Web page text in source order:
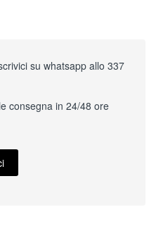
su whatsapp allo 337
consegna in 24/48 ore